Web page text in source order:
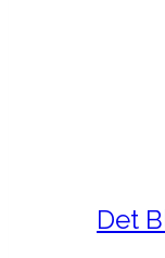
Det